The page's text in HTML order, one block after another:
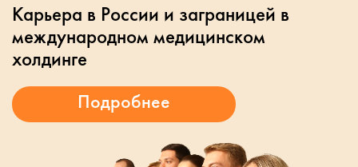
Карьера в России и заграницей в
международном медицинском
холдинге